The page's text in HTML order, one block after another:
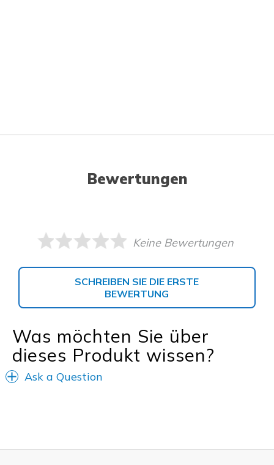
Bewertungen
Keine Bewertungen
SCHREIBEN SIE DIE ERSTE
BEWERTUNG
Was möchten Sie über
dieses Produkt wissen?
Ask a Question